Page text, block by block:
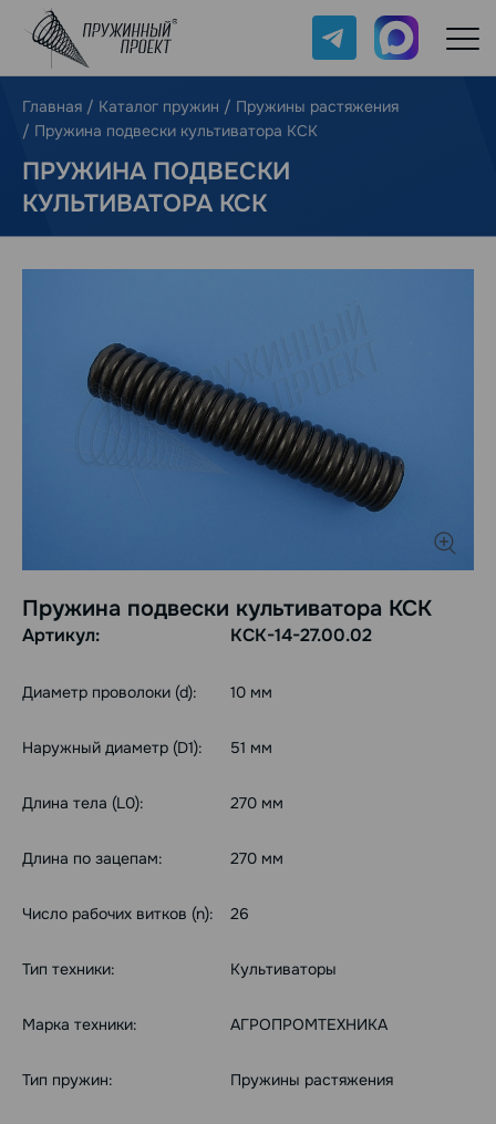
Telegram Max
Главная / Каталог пружин / Пружины растяжения
/ Пружина подвески культиватора КСК
ПРУЖИНА ПОДВЕСКИ
КУЛЬТИВАТОРА КСК
Пружина подвески культиватора КСК
Артикул: КСК-14-27.00.02
Диаметр проволоки (d): 10 мм
Наружный диаметр (D1): 51 мм
Длина тела (L0): 270 мм
Длина по зацепам: 270 мм
Число рабочих витков (n): 26
Тип техники: Культиваторы
Марка техники: АГРОПРОМТЕХНИКА
Тип пружин: Пружины растяжения